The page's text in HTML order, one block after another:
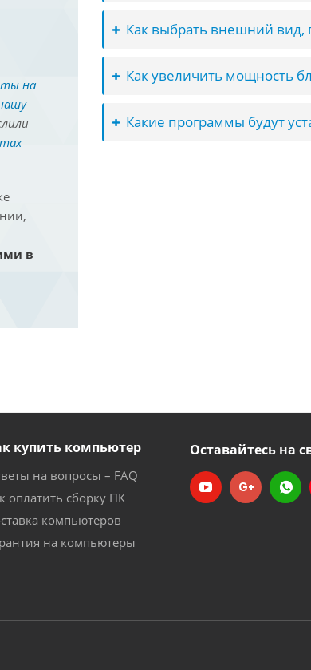
на
в
Как выбрать внешний вид,
Как увеличить мощность
Какие программы будут
купить компьютер
на вопросы – FAQ
оплатить сборку ПК
компьютеров
на компьютеры
Оставайтесь на